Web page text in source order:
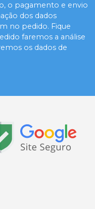
o pagamento e envio
dos dados
no pedido. Fique
faremos a análise
os dados de